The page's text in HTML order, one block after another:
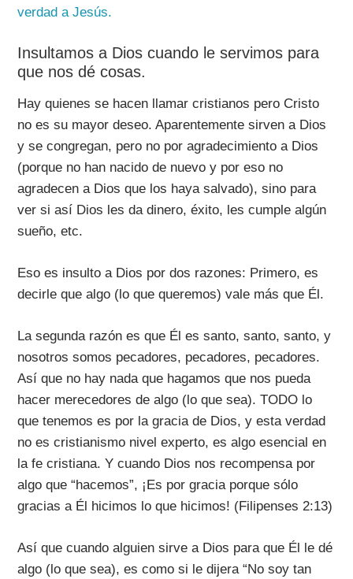
verdad a Jesús.
Insultamos a Dios cuando le servimos para
que nos dé cosas.
Hay quienes se hacen llamar cristianos pero Cristo
no es su mayor deseo. Aparentemente sirven a Dios
y se congregan, pero no por agradecimiento a Dios
(porque no han nacido de nuevo y por eso no
agradecen a Dios que los haya salvado), sino para
ver si así Dios les da dinero, éxito, les cumple algún
sueño, etc.
Eso es insulto a Dios por dos razones: Primero, es
decirle que algo (lo que queremos) vale más que Él.
La segunda razón es que Él es santo, santo, santo, y
nosotros somos pecadores, pecadores, pecadores.
Así que no hay nada que hagamos que nos pueda
hacer merecedores de algo (lo que sea). TODO lo
que tenemos es por la gracia de Dios, y esta verdad
no es cristianismo nivel experto, es algo esencial en
la fe cristiana. Y cuando Dios nos recompensa por
algo que “hacemos”, ¡Es por gracia porque sólo
gracias a Él hicimos lo que hicimos! (Filipenses 2:13)
Así que cuando alguien sirve a Dios para que Él le dé
algo (lo que sea), es como si le dijera “No soy tan